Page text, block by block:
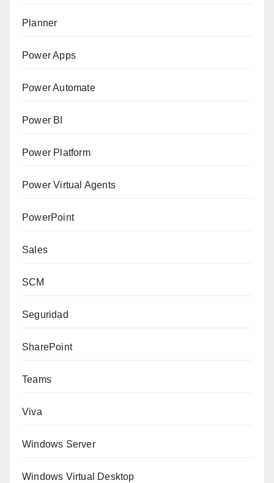
Planner
Power Apps
Power Automate
Power BI
Power Platform
Power Virtual Agents
PowerPoint
Sales
SCM
Seguridad
SharePoint
Teams
Viva
Windows Server
Windows Virtual Desktop